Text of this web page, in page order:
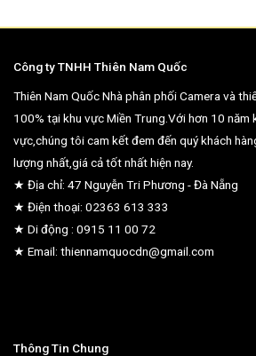
Công ty TNHH Thiên Nam Quốc
Thiên Nam Quốc Nhà phân phối Camera và
100% tại khu vực Miền Trung.Với hơn 10 năm
vực,chúng tôi cam kết đem đến quý khách
lượng nhất,giá cả tốt nhất hiện nay.
★ Địa chỉ: 47 Nguyễn Tri Phương - Đà Nẵng
★ Điện thoại: 02363 613 333
★ Di động : 0915 11 00 72
★ Email: thiennamquocdn@gmail.com
Thông Tin Chung